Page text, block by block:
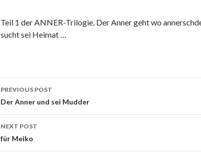
Teil 1 der ANNER-Trilogie. Der Anner geht wo
sucht sei Heimat …
Post
navigation
PREVIOUS POST
Der Anner und sei Mudder
NEXT POST
für Meiko